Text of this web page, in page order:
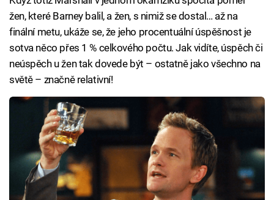
žen, které Barney balil, a žen, s nimiž se dostal… až na
finální metu, ukáže se, že jeho procentuální úspěšnost je
sotva něco přes 1 % celkového počtu. Jak vidíte, úspěch či
neúspěch u žen tak dovede být – ostatně jako všechno na
světě – značně relativní!